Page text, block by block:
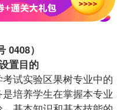
）
置目的
试实验区果树专业中的
培养学生在掌握本专业